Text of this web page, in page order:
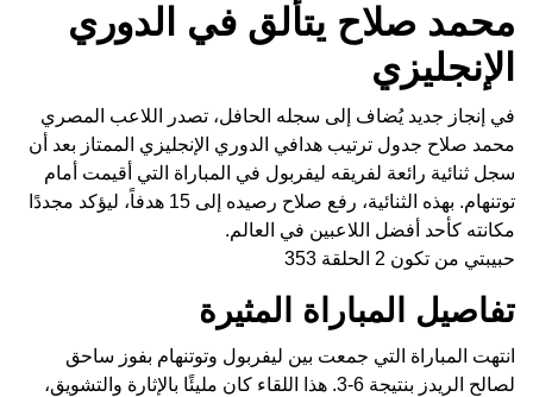
محمد صلاح يتألق في الدوري
الإنجليزي
في إنجاز جديد يُضاف إلى سجله الحافل، تصدر اللاعب المصري
محمد صلاح جدول ترتيب هدافي الدوري الإنجليزي الممتاز بعد أن
سجل ثنائية رائعة لفريقه ليفربول في المباراة التي أقيمت أمام
توتنهام. بهذه الثنائية، رفع صلاح رصيده إلى 15 هدفاً، ليؤكد مجددًا
مكانته كأحد أفضل اللاعبين في العالم.
حبيبتي من تكون 2 الحلقة 353
تفاصيل المباراة المثيرة
انتهت المباراة التي جمعت بين ليفربول وتوتنهام بفوز ساحق
لصالح الريدز بنتيجة 6-3. هذا اللقاء كان مليئًا بالإثارة والتشويق،